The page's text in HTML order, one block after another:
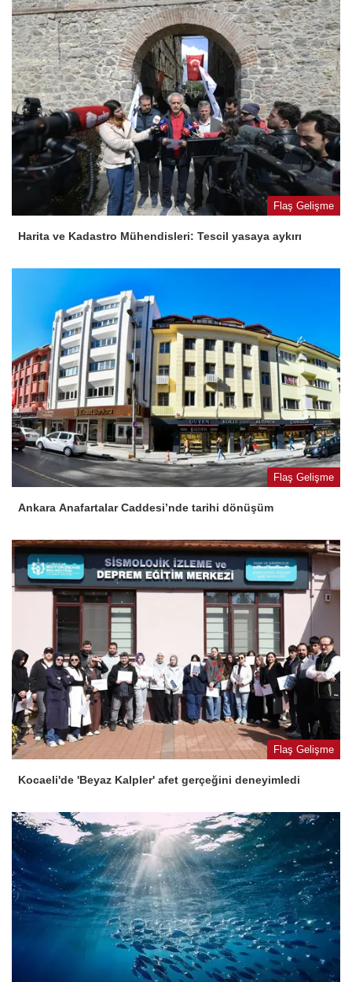
Flaş Gelişme
Harita ve Kadastro Mühendisleri: Tescil yasaya aykırı
Flaş Gelişme
Ankara Anafartalar Caddesi’nde tarihi dönüşüm
Flaş Gelişme
Kocaeli'de 'Beyaz Kalpler' afet gerçeğini deneyimledi